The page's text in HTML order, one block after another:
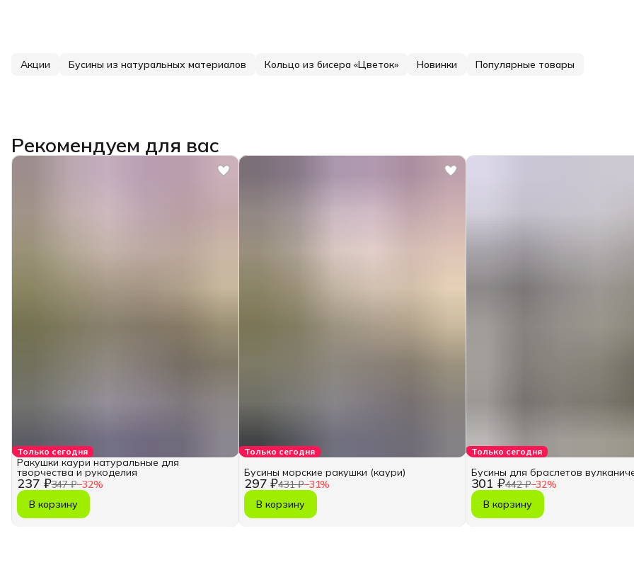
Акции Бусины из натуральных материалов Кольцо из бисера «Цветок» Новинки Популярные товары
Рекомендуем для вас
Только сегодня
237 ₽347 ₽−32%
Ракушки каури натуральные для
творчества и рукоделия
В корзину
Только сегодня
297 ₽431 ₽−31%
Бусины морские ракушки (каури)
В корзину
Только сегодня
301 ₽442 ₽−32%
Бусины для браслетов
В корзину